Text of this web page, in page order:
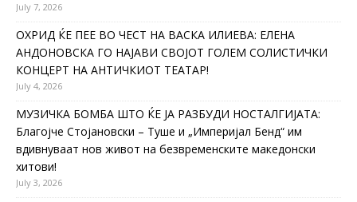
July 7, 2026
ОХРИД ЌЕ ПЕЕ ВО ЧЕСТ НА ВАСКА ИЛИЕВА: ЕЛЕНА
АНДОНОВСКА ГО НАЈАВИ СВОЈОТ ГОЛЕМ СОЛИСТИЧКИ
КОНЦЕРТ НА АНТИЧКИОТ ТЕАТАР!
July 4, 2026
МУЗИЧКА БОМБА ШТО ЌЕ ЈА РАЗБУДИ НОСТАЛГИЈАТА:
Благојче Стојановски – Туше и „Империјал Бенд“ им
вдивнуваат нов живот на безвременските македонски
хитови!
July 3, 2026